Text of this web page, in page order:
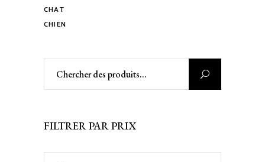
CHAT
CHIEN
FILTRER PAR PRIX